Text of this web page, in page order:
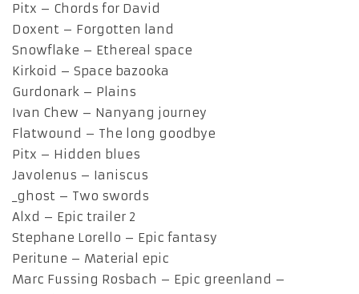
Pitx – Chords for David
Doxent – Forgotten land
Snowflake – Ethereal space
Kirkoid – Space bazooka
Gurdonark – Plains
Ivan Chew – Nanyang journey
Flatwound – The long goodbye
Pitx – Hidden blues
Javolenus – Ianiscus
_ghost – Two swords
Alxd – Epic trailer 2
Stephane Lorello – Epic fantasy
Peritune – Material epic
Marc Fussing Rosbach – Epic greenland –